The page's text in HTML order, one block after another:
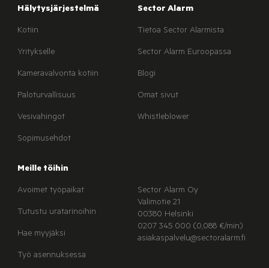
Hälytysjärjestelmä
Kotiin
Yritykselle
Kameravalvonta kotiin
Paloturvallisuus
Vesivahingot
Sopimusehdot
Sector Alarm
Tietoa Sector Alarmista
Sector Alarm Euroopassa
Blogi
Omat sivut
Whistleblower
Meille töihin
Avoimet työpaikat
Tutustu uratarinoihin
Hae myyjäksi
Työ asennuksessa
Sector Alarm Oy
Valimotie 21
00380 Helsinki
0207 345 000 (0,088 €/min)
asiakaspalvelu@sectoralarm.fi